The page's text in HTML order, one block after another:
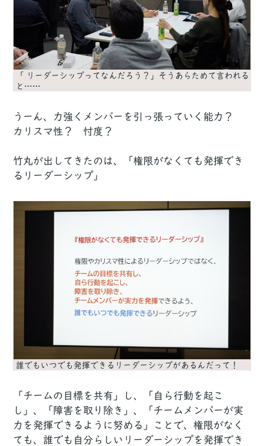
「 リーダーシップってなんだろう？」そうあらためて言われる
と……
うーん、力強くメンバーを引っ張っていく能力？
カリスマ性？ 忖度？
竹丸が出してきたのは、「権限がなくても発揮でき
るリーダーシップ」
誰でもいつでも発揮できるリーダーシップがあるんだって！
「チームの目標を共有」し、「自ら行動を起こ
し」、「障害を取り除き」、「チームメンバーが実
力を発揮できるように努める」ことで、権限がなく
ても、誰でも自分らしいリーダーシップを発揮でき